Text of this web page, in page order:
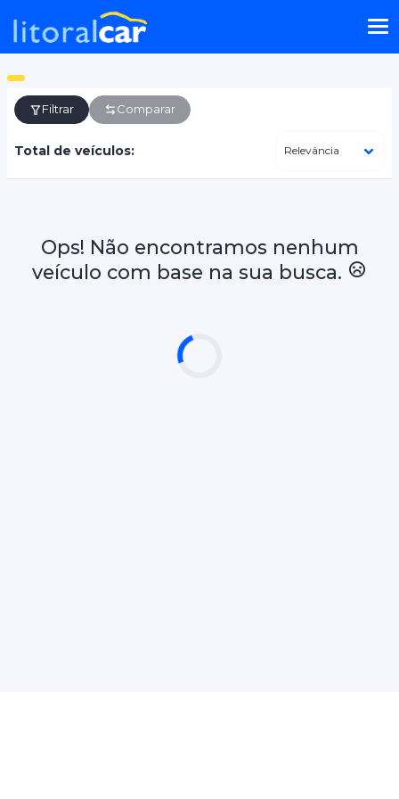
Filtrar Comparar
Total de veículos:
Ops! Não encontramos nenhum
veículo com base na sua busca.